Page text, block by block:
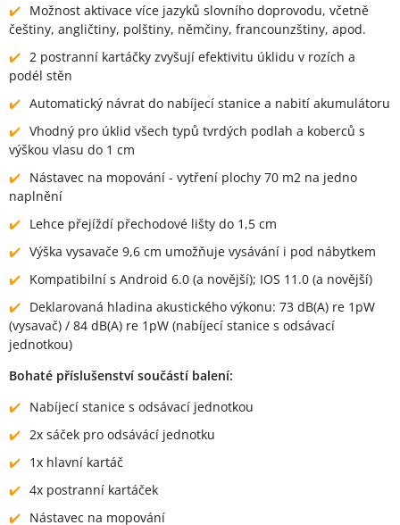
Možnost aktivace více jazyků slovního doprovodu, včetně
češtiny, angličtiny, polštiny, němčiny, francounzštiny, apod.
2 postranní kartáčky zvyšují efektivitu úklidu v rozích a
podél stěn
Automatický návrat do nabíjecí stanice a nabití akumulátoru
Vhodný pro úklid všech typů tvrdých podlah a koberců s
výškou vlasu do 1 cm
Nástavec na mopování - vytření plochy 70 m2 na jedno
naplnění
Lehce přejíždí přechodové lišty do 1,5 cm
Výška vysavače 9,6 cm umožňuje vysávání i pod nábytkem
Kompatibilní s Android 6.0 (a novější); IOS 11.0 (a novější)
Deklarovaná hladina akustického výkonu: 73 dB(A) re 1pW
(vysavač) / 84 dB(A) re 1pW (nabíjecí stanice s odsávací
jednotkou)
Bohaté příslušenství součástí balení:
Nabíjecí stanice s odsávací jednotkou
2x sáček pro odsávácí jednotku
1x hlavní kartáč
4x postranní kartáček
Nástavec na mopování